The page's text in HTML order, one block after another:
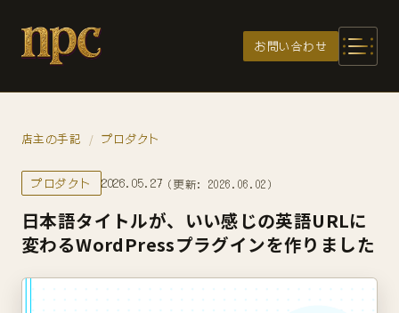
お問い合わせ
店主の手記 / プロダクト
プロダクト 2026.05.27 （更新: 2026.06.02）
日本語タイトルが、いい感じの英語URLに
変わるWordPressプラグインを作りました